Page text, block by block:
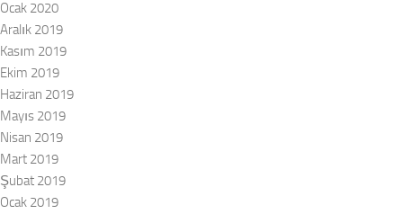
Ocak 2020
Aralık 2019
Kasım 2019
Ekim 2019
Haziran 2019
Mayıs 2019
Nisan 2019
Mart 2019
Şubat 2019
Ocak 2019